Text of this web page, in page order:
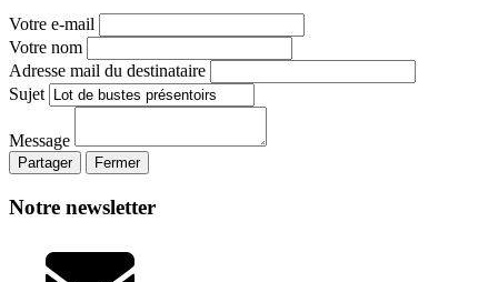
Votre e-mail
Votre nom
Adresse mail du destinataire
Sujet
Message
Partager Fermer
Notre newsletter